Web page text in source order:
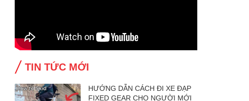
TIN TỨC MỚI
HƯỚNG DẪN CÁCH ĐI XE ĐẠP
FIXED GEAR CHO NGƯỜI MỚI